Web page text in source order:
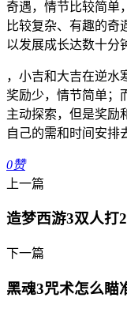
奇遇，情节比较简单
比较复杂、有趣的奇
以发展成长达数十分
，小吉和大吉在逆水
奖励少，情节简单；
主动探索，但是奖励
自己的需和时间安排
0赞
上一篇
造梦西游3双人打
下一篇
黑魂3咒术怎么瞄